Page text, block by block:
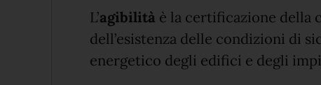
L’agibilità è la certificazione della
dell’esistenza delle condizioni di
energetico degli edifici e degli